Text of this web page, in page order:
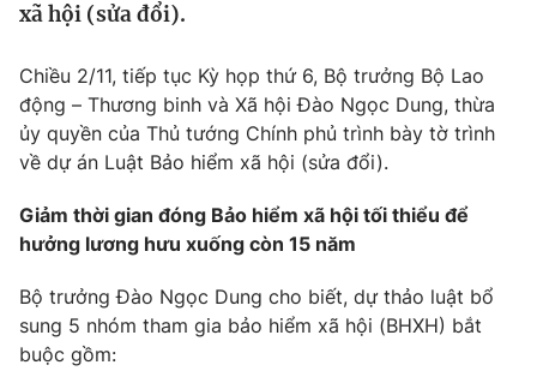
Tin tức
Thế giới đó đây
Kinh tế
Tài chính
Thị trường
Góc doanh nghiệp
Dữ liệu và đời sống
Truyền hình
Phim VTV
Hậu trường
Giải trí
xã hội (sửa đổi).
Chiều 2/11, tiếp tục Kỳ họp thứ 6, Bộ trưởng Bộ Lao
động – Thương binh và Xã hội Đào Ngọc Dung, thừa
ủy quyền của Thủ tướng Chính phủ trình bày tờ trình
về dự án Luật Bảo hiểm xã hội (sửa đổi).
Giảm thời gian đóng Bảo hiểm xã hội tối thiểu để
hưởng lương hưu xuống còn 15 năm
Bộ trưởng Đào Ngọc Dung cho biết, dự thảo luật bổ
sung 5 nhóm tham gia bảo hiểm xã hội (BHXH) bắt
buộc gồm: